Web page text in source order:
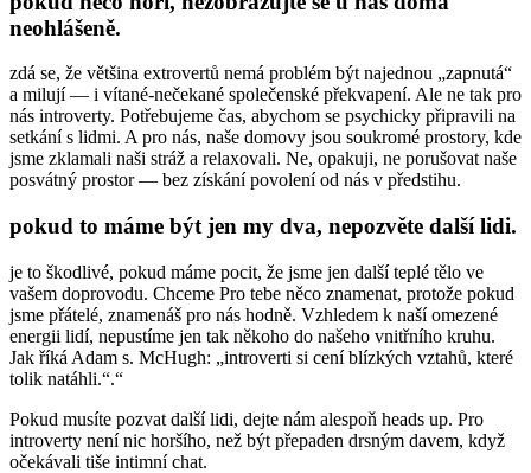
neohlášeně.
zdá se, že většina extrovertů nemá problém být najednou „zapnutá“
a milují — i vítané-nečekané společenské překvapení. Ale ne tak pro
nás introverty. Potřebujeme čas, abychom se psychicky připravili na
setkání s lidmi. A pro nás, naše domovy jsou soukromé prostory, kde
jsme zklamali naši stráž a relaxovali. Ne, opakuji, ne porušovat naše
posvátný prostor — bez získání povolení od nás v předstihu.
pokud to máme být jen my dva, nepozvěte další lidi.
je to škodlivé, pokud máme pocit, že jsme jen další teplé tělo ve
vašem doprovodu. Chceme Pro tebe něco znamenat, protože pokud
jsme přátelé, znamenáš pro nás hodně. Vzhledem k naší omezené
energii lidí, nepustíme jen tak někoho do našeho vnitřního kruhu.
Jak říká Adam s. McHugh: „introverti si cení blízkých vztahů, které
tolik natáhli.“.“
Pokud musíte pozvat další lidi, dejte nám alespoň heads up. Pro
introverty není nic horšího, než být přepaden drsným davem, když
očekávali tiše intimní chat.